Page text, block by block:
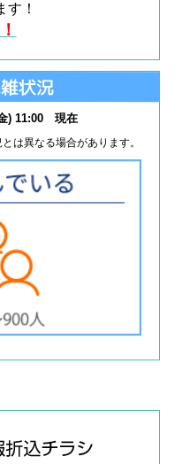
！
状況
) 11:00 現在
は異なる場合があります。